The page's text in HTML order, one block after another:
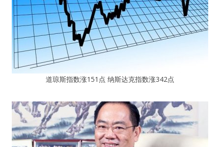
道琼斯指数涨151点 纳斯达克指数涨342点